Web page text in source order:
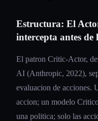
Estructura: El
intercepta antes de
El patron Critic-Actor,
AI (Anthropic, 2022),
evaluacion de acciones.
accion; un modelo
una politica; solo las